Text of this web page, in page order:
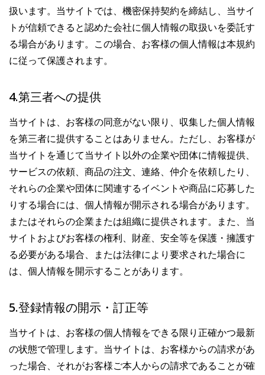
扱います。当サイトでは、機密保持契約を締結し、当サイ
トが信頼できると認めた会社に個人情報の取扱いを委託す
る場合があります。この場合、お客様の個人情報は本規約
に従って保護されます。
4.第三者への提供
当サイトは、お客様の同意がない限り、収集した個人情報
を第三者に提供することはありません。ただし、お客様が
当サイトを通じて当サイト以外の企業や団体に情報提供、
サービスの依頼、商品の注文、連絡、仲介を依頼したり、
それらの企業や団体に関連するイベントや商品に応募した
りする場合には、個人情報が開示される場合があります。
またはそれらの企業または組織に提供されます。また、当
サイトおよびお客様の権利、財産、安全等を保護・擁護す
る必要がある場合、または法律により要求された場合に
は、個人情報を開示することがあります。
5.登録情報の開示・訂正等
当サイトは、お客様の個人情報をできる限り正確かつ最新
の状態で管理します。当サイトは、お客様からの請求があ
った場合、それがお客様ご本人からの請求であることが確